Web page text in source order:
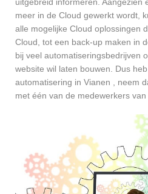
uitgebreid informeren. Aangezien
meer in de Cloud gewerkt wordt,
alle mogelijke Cloud oplossingen
Cloud, tot een back-up maken in
bij veel automatiseringsbedrijven
website wil laten bouwen. Dus
automatisering in Vianen , neem
met één van de medewerkers